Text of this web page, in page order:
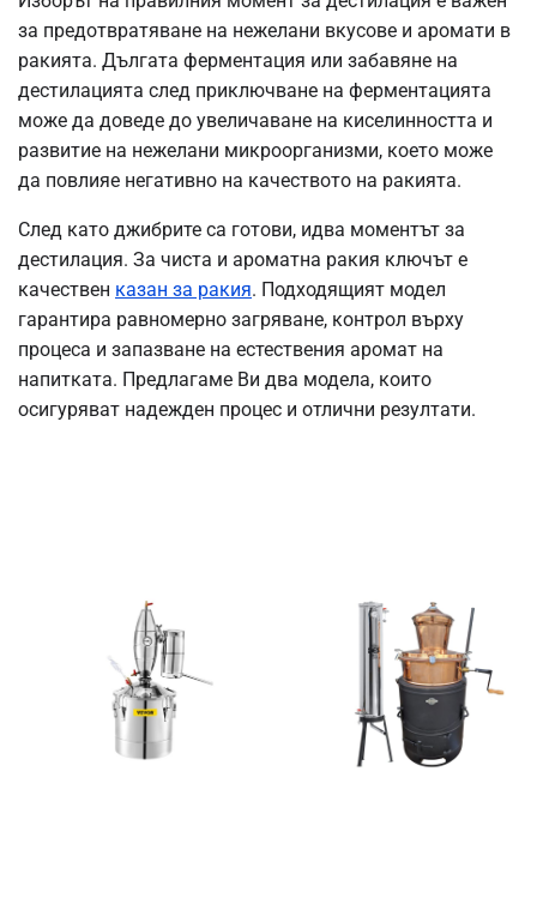
за предотвратяване на нежелани вкусове и аромати в
ракията. Дългата ферментация или забавяне на
дестилацията след приключване на ферментацията
може да доведе до увеличаване на киселинността и
развитие на нежелани микроорганизми, което може
да повлияе негативно на качеството на ракията.
След като джибрите са готови, идва моментът за
дестилация. За чиста и ароматна ракия ключът е
качествен казан за ракия. Подходящият модел
гарантира равномерно загряване, контрол върху
процеса и запазване на естествения аромат на
напитката. Предлагаме Ви два модела, които
осигуряват надежден процес и отлични резултати.